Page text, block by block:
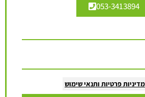
053-3413894
מדיניות פרטיות ותנאי שימוש